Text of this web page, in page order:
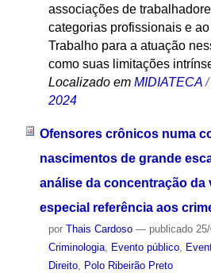
associações de
categorias profissionais e
Trabalho para a atuação
como suas limitações
Localizado em MIDIATECA /
2024
Ofensores crônicos numa
nascimentos de grande
análise da concentração da
especial referência aos
por Thais Cardoso — publicado25/
Criminologia, Evento público,
Direito, Polo Ribeirão Preto